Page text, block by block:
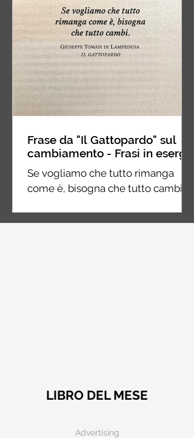
Frase da "Il Gattopardo" sul
cambiamento - Frasi in esergo
Se vogliamo che tutto rimanga
come è, bisogna che tutto cambi.
LIBRO DEL MESE
Advertising